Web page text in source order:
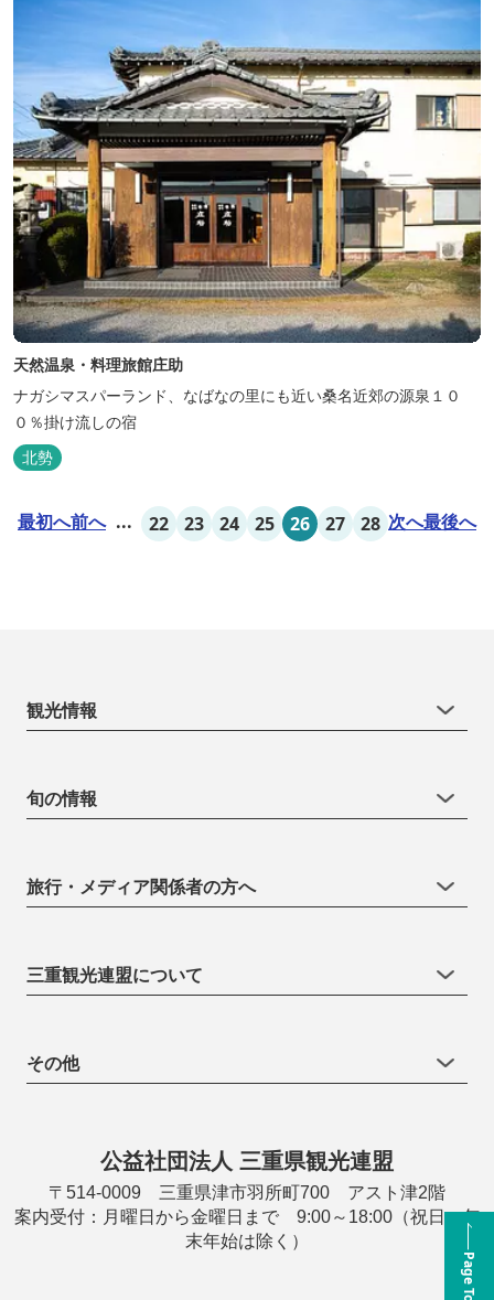
天然温泉・料理旅館庄助
ナガシマスパーランド、なばなの里にも近い桑名近郊の源泉１０
０％掛け流しの宿
北勢
最初へ前へ ... 22 23 24 25 26 27 28 次へ最後へ
Page Top
観光情報
旬の情報
旅行・メディア関係者の方へ
三重観光連盟について
その他
公益社団法人 三重県観光連盟
〒514-0009 三重県津市羽所町700 アスト津2階
案内受付：月曜日から金曜日まで 9:00～18:00（祝日・年
末年始は除く）